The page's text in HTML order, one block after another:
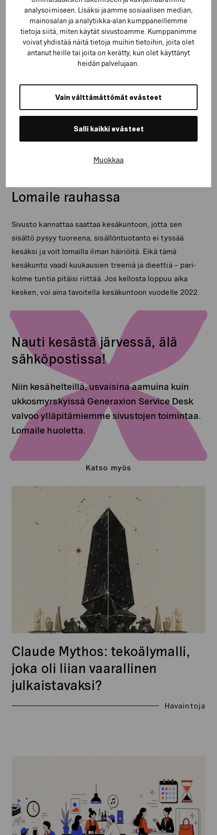
analysoimiseen. Lisäksi jaamme sosiaalisen median,
mainosalan ja analytiikka-alan kumppaneillemme
tietoja siitä, miten käytät sivustoamme. Kumppanimme
voivat yhdistää näitä tietoja muihin tietoihin, joita olet
antanut heille tai joita on kerätty, kun olet käyttänyt
heidän palvelujaan.
Vain välttämättömät evästeet
Salli kaikki evästeet
Muokkaa
Selvitä teknisestä ylläpitäjästä:
Kuka hoitaa sivuston teknisen ylläpidon?
Mihin voi olla yhteydessä ongelma- ja
Mistä voi tilata pieniä muutoksia ja jatkokehitystä?
Lomaileeko tekninen ylläpitäjä?
servicedesk@generaxion.fi. Myös läpi kesän.
Lomaile rauhassa
Sivusto kannattaa saattaa kesäkuntoon, jotta sen
sisältö pysyy tuoreena, sisällöntuotanto ei tyssää
kesäksi ja voit lomailla ilman häiriöitä. Eikä tämä
kesäkunto vaadi kuukausien treeniä ja dieettiä – pari-
kolme tuntia pitäisi riittää. Jos kellosta loppuu aika
kesken, voi aina tavoitella kesäkuntoon vuodelle 2022.
Nauti kesästä järvessä, älä
sähköpostissa!
Niin kesähelteillä, usvaisina aamuina kuin
ukkosmyrskyissä Generaxion Service Desk
valvoo ylläpitämiemme sivustojen toimintaa.
Lomaile huoletta.
Katso myös
Claude
Havaintoja
Claude Mythos: tekoälymalli,
joka oli liian vaarallinen
julkaistavaksi?
miksi
pieni
hitaus
asiakaspolulla